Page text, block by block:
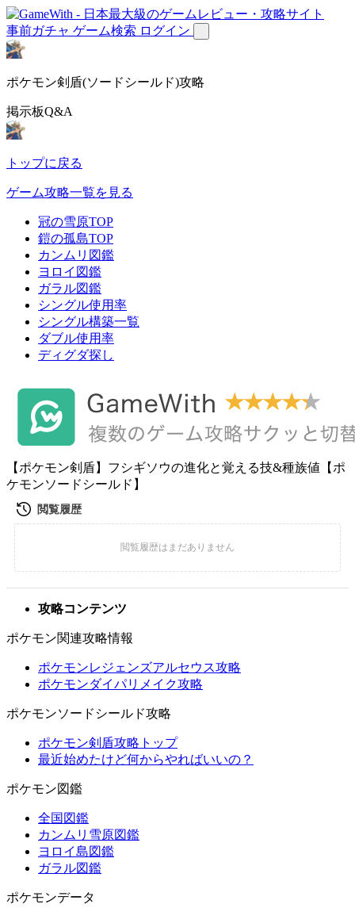
事前ガチャ ゲーム検索 ログイン
ポケモン剣盾(ソードシールド)攻略
掲示板Q&A
トップに戻る
ゲーム攻略一覧を見る
冠の雪原TOP
鎧の孤島TOP
カンムリ図鑑
ヨロイ図鑑
ガラル図鑑
シングル使用率
シングル構築一覧
ダブル使用率
ディグダ探し
【ポケモン剣盾】フシギソウの進化と覚える技&種族値【ポ
ケモンソードシールド】
攻略コンテンツ
ポケモン関連攻略情報
ポケモンレジェンズアルセウス攻略
ポケモンダイパリメイク攻略
ポケモンソードシールド攻略
ポケモン剣盾攻略トップ
最近始めたけど何からやればいいの？
ポケモン図鑑
全国図鑑
カンムリ雪原図鑑
ヨロイ島図鑑
ガラル図鑑
ポケモンデータ